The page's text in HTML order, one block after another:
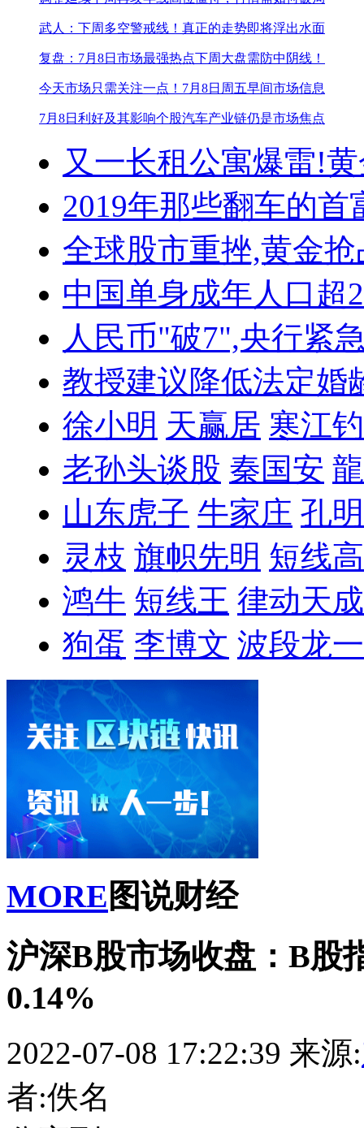
武人：下周多空警戒线！ 真正的走势即将浮出水面
复盘：7月8日市场最强热点下周大盘需防中阴线！
今天市场只需关注一点！ 7月8日周五早间市场信息
7月8日利好及其影响个股汽车产业链仍是市场焦点
又一长租公寓爆雷!
2019年那些翻车的首
全球股市重挫,黄金抢
中国单身成年人口超
人民币"破7",央行紧
教授建议降低法定婚
徐小明 天赢居 寒江
老孙头谈股 秦国安
山东虎子 牛家庄 孔
灵枝 旗帜先明 短线
鸿牛 短线王 律动天成
狗蛋 李博文 波段龙一
MORE 图说财经
沪深B股市场收盘：B股
0.14%
2022-07-08 17:22:39 来源:
者:佚名